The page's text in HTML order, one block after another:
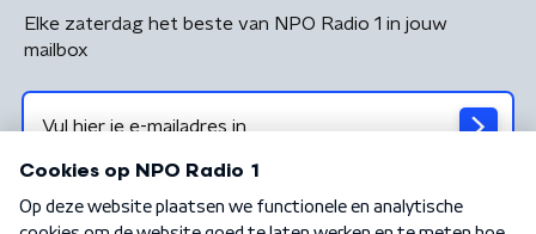
Elke zaterdag het beste van NPO Radio 1 in jouw
mailbox